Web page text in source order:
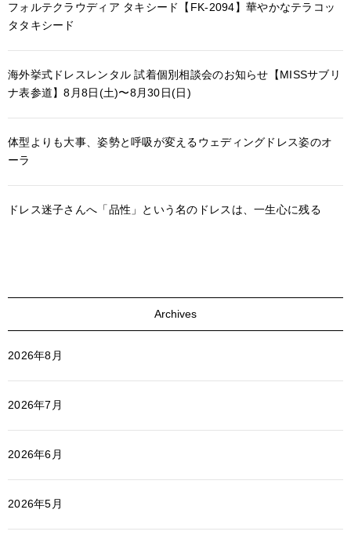
フォルテクラウディア タキシード【FK-2094】華やかなテラコッ
タタキシード
海外挙式ドレスレンタル 試着個別相談会のお知らせ【MISSサブリ
ナ表参道】8月8日(土)〜8月30日(日)
体型よりも大事、姿勢と呼吸が変えるウェディングドレス姿のオ
ーラ
ドレス迷子さんへ「品性」という名のドレスは、一生心に残る
Archives
2026年8月
2026年7月
2026年6月
2026年5月